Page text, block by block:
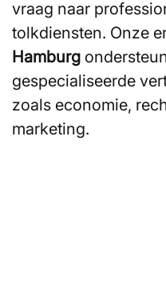
vraag naar
tolkdiensten. Onze
Hamburg
gespecialiseerde
zoals economie,
marketing.